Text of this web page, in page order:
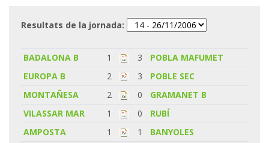
Resultats de la jornada:
BADALONA B 1 3
POBLA MAFUMET
EUROPA B
2 3
POBLE SEC
MONTAÑESA
2 0
GRAMANET B
VILASSAR MAR
1 0
RUBÍ
AMPOSTA
1 1
BANYOLES